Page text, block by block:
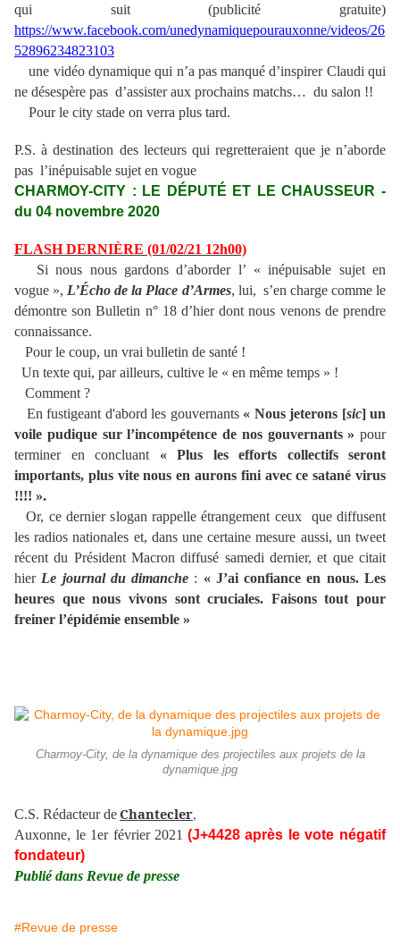
qui suit (publicité gratuite)
https://www.facebook.com/unedynamiquepourauxonne/videos/26
52896234823103
une vidéo dynamique qui n’a pas manqué d’inspirer Claudi qui
ne désespère pas d’assister aux prochains matchs… du salon !!
Pour le city stade on verra plus tard.
P.S. à destination des lecteurs qui regretteraient que je n’aborde
pas l’inépuisable sujet en vogue
CHARMOY-CITY : LE DÉPUTÉ ET LE CHAUSSEUR -
du 04 novembre 2020
FLASH DERNIÈRE (01/02/21 12h00)
Si nous nous gardons d’aborder l’ « inépuisable sujet en
vogue »,L’Écho de la Place d’Armes, lui, s’en charge comme le
démontre son Bulletin n° 18 d’hier dont nous venons de prendre
connaissance.
Pour le coup, un vrai bulletin de santé !
Un texte qui, par ailleurs, cultive le « en même temps » !
Comment ?
En fustigeant d'abord les gouvernants « Nous jeterons [sic] un
voile pudique sur l’incompétence de nos gouvernants » pour
terminer en concluant « Plus les efforts collectifs seront
importants, plus vite nous en aurons fini avec ce satané virus
!!!! ».
Or, ce dernier slogan rappelle étrangement ceux que diffusent
les radios nationales et, dans une certaine mesure aussi, un tweet
récent du Président Macron diffusé samedi dernier, et que citait
hierLe journal du dimanche : « J’ai confiance en nous. Les
heures que nous vivons sont cruciales. Faisons tout pour
freiner l’épidémie ensemble »
Charmoy-City, de la dynamique des projectiles aux projets de la
dynamique.jpg
C.S. Rédacteur deChantecler,
Auxonne, le 1er février 2021 (J+4428 après le vote négatif
fondateur)
Publié dans Revue de presse
#Revue de presse